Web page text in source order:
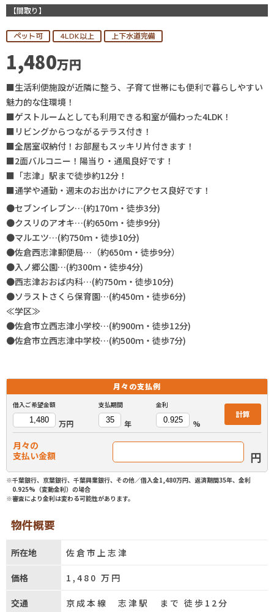
【間取り】
ペット可 4LDK以上 上下水道完備
1,480万円
■生活利便施設が近隣に整う、子育て世帯にも便利で暮らしやすい
魅力的な住環境！
■ゲストルームとしても利用できる和室が備わった4LDK！
■リビングからつながるテラス付き！
■全居室収納付！お部屋もスッキリ片付きます！
■2面バルコニー！陽当り・通風良好です！
■「志津」駅まで徒歩約12分！
■通学や通勤・週末のお出かけにアクセス良好です！
●セブンイレブン…(約170ｍ・徒歩3分)
●クスリのアオキ…(約650ｍ・徒歩9分)
●マルエツ…(約750ｍ・徒歩10分)
●佐倉西志津郵便局…（約650ｍ・徒歩9分）
●入ノ郷公園…(約300ｍ・徒歩4分)
●西志津おおば内科…(約750ｍ・徒歩10分)
●ソラストさくら保育園…(約450ｍ・徒歩6分)
≪学区≫
●佐倉市立西志津小学校…(約900ｍ・徒歩12分)
●佐倉市立西志津中学校…(約500ｍ・徒歩7分)
月々の支払例
借入ご希望金額
万円
支払期間
年
金利
%
計算
月々の
支払い金額
円
※千葉銀行、京葉銀行、千葉興業銀行、その他／借入金1,480万円、返済期間35年、金利
0.925%（変動金利）の場合
※審査により金利は変わる可能性があります。
物件概要
所在地 佐倉市上志津
価格 1,480 万円
交通 京成本線 志津駅 まで 徒歩12分